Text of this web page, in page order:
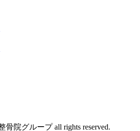
院グループ all rights reserved.